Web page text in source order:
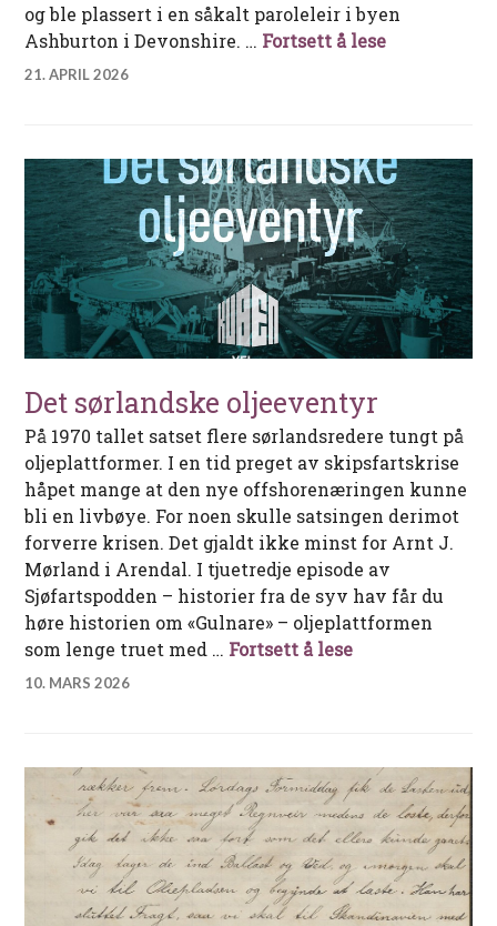
og ble plassert i en såkalt paroleleir i byen
Ashburton i Devonshire. … Fortsett å leseSamling av
21. APRIL 2026
Det sørlandske oljeeventyr
På 1970 tallet satset flere sørlandsredere tungt på
oljeplattformer. I en tid preget av skipsfartskrise
håpet mange at den nye offshorenæringen kunne
bli en livbøye. For noen skulle satsingen derimot
forverre krisen. Det gjaldt ikke minst for Arnt J.
Mørland i Arendal. I tjuetredje episode av
Sjøfartspodden – historier fra de syv hav får du
høre historien om «Gulnare» – oljeplattformen
som lenge truet med … Fortsett å leseDet sørlandske
10. MARS 2026